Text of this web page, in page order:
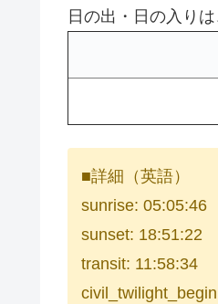
日の出・日の入り
■詳細（英語）
sunrise: 05:05:46
sunset: 18:51:22
transit: 11:58:34